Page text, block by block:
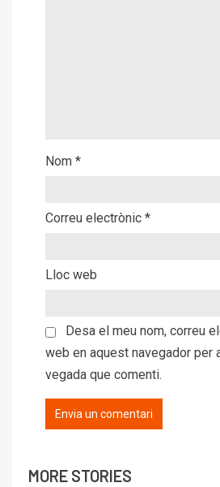
Nom *
Correu electrònic *
Lloc web
Desa el meu nom, correu
web en aquest navegador per
vegada que comenti.
MORE STORIES